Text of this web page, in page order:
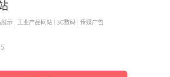
示 | 工业产品网站 | 3C数码 | 传媒广告